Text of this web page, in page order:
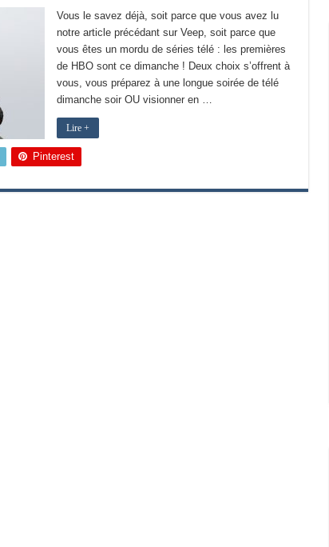
Vous le savez déjà, soit parce que vous avez lu
notre article précédant sur Veep, soit parce que
vous êtes un mordu de séries télé : les premières
de HBO sont ce dimanche ! Deux choix s’offrent à
vous, vous préparez à une longue soirée de télé
dimanche soir OU visionner en …
Lire +
Pinterest